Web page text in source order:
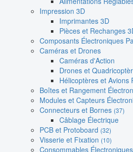
Impression 3D
Imprimantes 3D
Pièces et Rechanges
Composants Électroniques
Caméras et Drones
Caméras d'Action
Drones et
Hélicoptères et Avions
Boîtes et Rangement
Modules et Capteurs
Connecteurs et Bornes (37)
Câblage Électrique
PCB et Protoboard (32)
Visserie et Fixation (10)
Consommables Électroniques